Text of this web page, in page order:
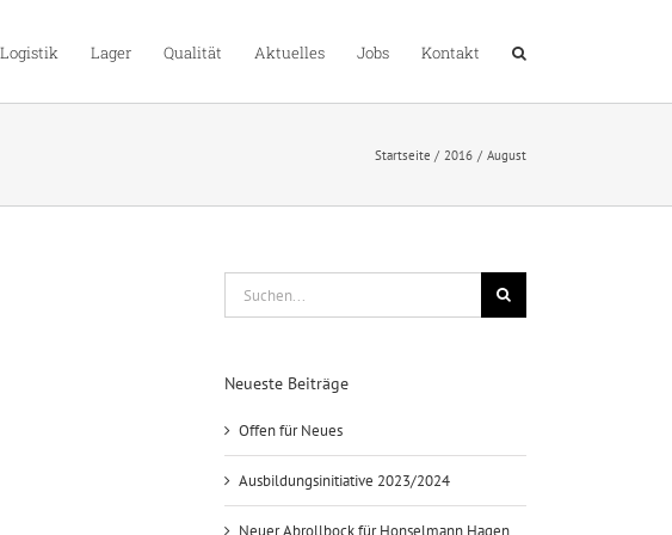
Logistik Lager Qualität Aktuelles Jobs Kontakt
Startseite 2016 August
Neueste Beiträge
Offen für Neues
Ausbildungsinitiative 2023/2024
Neuer Abrollbock für Honselmann Hagen